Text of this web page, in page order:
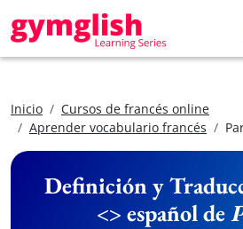
Inicio
Cursos de francés online
Aprender vocabulario francés
Definición y
<> español de